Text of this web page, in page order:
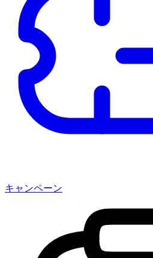
キャンペーン